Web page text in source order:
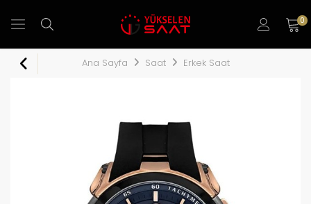
0
Ana Sayfa Saat Erkek Saat